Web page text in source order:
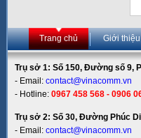
Trang chủ Giới thiệu
Trụ sở 1: Số 150, Đường số 9,
- Email: contact@vinacomm.vn
- Hotline: 0967 458 568 - 0906
Trụ sở 2: Số 30, Đường Phúc
- Email: contact@vinacomm.vn